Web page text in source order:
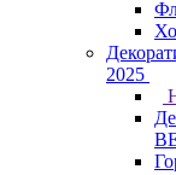
2025